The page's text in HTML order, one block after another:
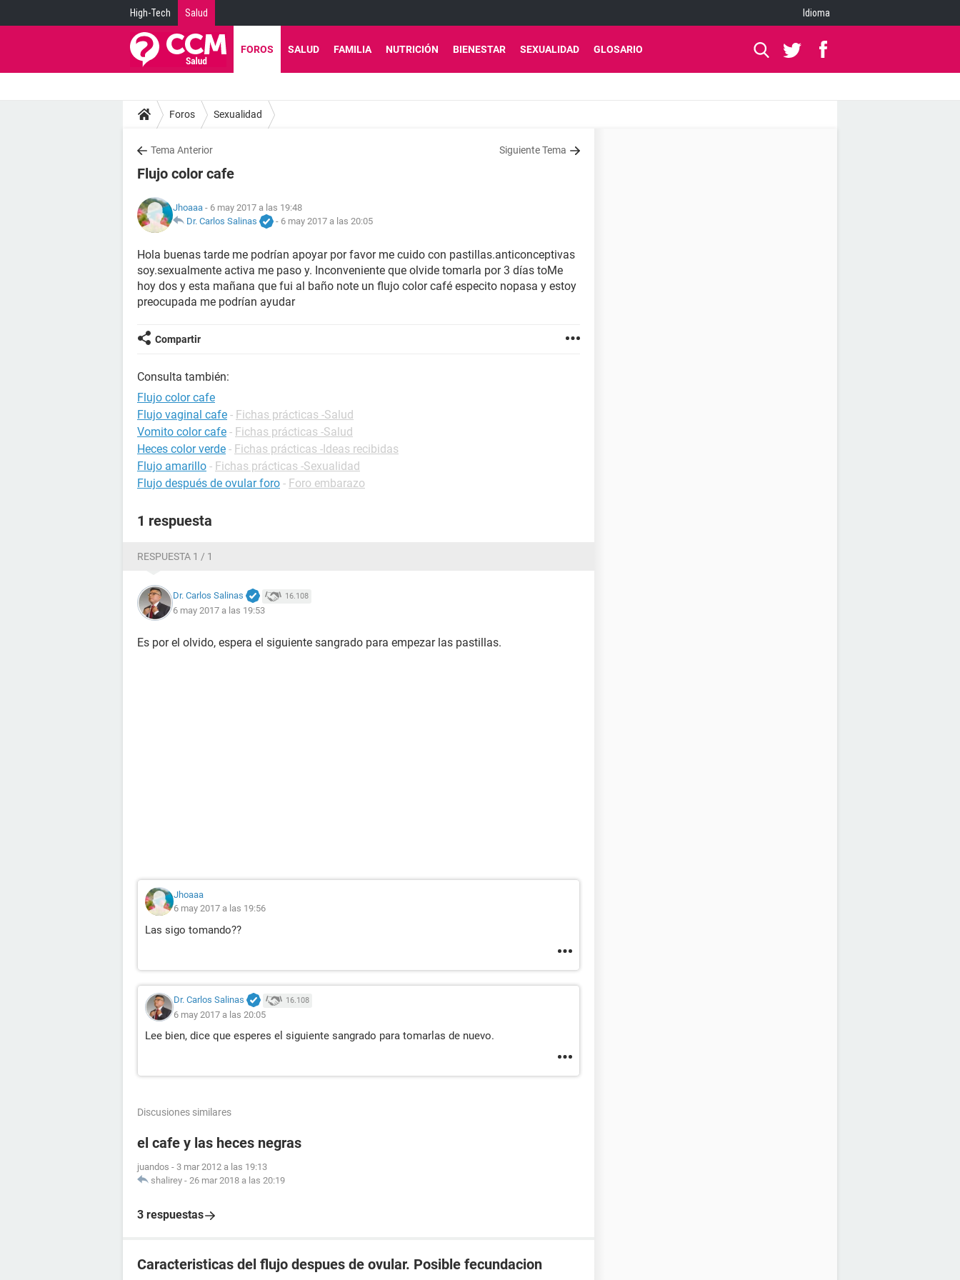
High-Tech Salud Idioma
FOROS SALUD FAMILIA NUTRICIÓN BIENESTAR SEXUALIDAD GLOSARIO
Foros Sexualidad
Tema Anterior Siguiente Tema
Flujo color cafe
Jhoaaa - 6 may 2017 a las 19:48
Dr. Carlos Salinas
- 6 may 2017 a las 20:05
Hola buenas tarde me podrían apoyar por favor me cuido con pastillas.anticonceptivas
soy.sexualmente activa me paso y. Inconveniente que olvide tomarla por 3 días toMe
hoy dos y esta mañana que fui al baño note un flujo color café especito nopasa y estoy
preocupada me podrían ayudar
Compartir
Consulta también:
Flujo color cafe
Flujo vaginal cafe - Fichas prácticas -Salud
Vomito color cafe - Fichas prácticas -Salud
Heces color verde - Fichas prácticas -Ideas recibidas
Flujo amarillo - Fichas prácticas -Sexualidad
Flujo después de ovular foro - Foro embarazo
1 respuesta
RESPUESTA 1 / 1
Dr. Carlos Salinas 16.108
6 may 2017 a las 19:53
Es por el olvido, espera el siguiente sangrado para empezar las pastillas.
Jhoaaa
6 may 2017 a las 19:56
Las sigo tomando??
Dr. Carlos Salinas 16.108
6 may 2017 a las 20:05
Lee bien, dice que esperes el siguiente sangrado para tomarlas de nuevo.
Discusiones similares
el cafe y las heces negras
juandos - 3 mar 2012 a las 19:13
shalirey - 26 mar 2018 a las 20:19
3 respuestas
Caracteristicas del flujo despues de ovular. Posible fecundacion